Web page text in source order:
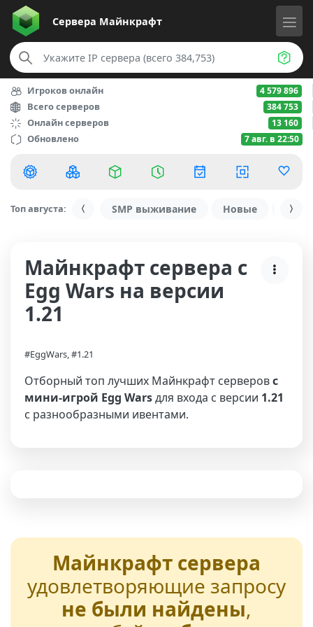
Сервера Майнкрафт
Игроков онлайн 4 579 896
Всего серверов 384 753
Онлайн серверов 13 160
Обновлено 7 авг. в 22:50
Топ августа: SMP выживание Новые С
Майнкрафт сервера с
Egg Wars на версии
1.21
#EggWars, #1.21
Отборный топ лучших Майнкрафт серверовс
мини-игрой Egg Warsдля входа с версии 1.21
с разнообразными ивентами.
Майнкрафт сервера
удовлетворяющие запросу
не были найдены,